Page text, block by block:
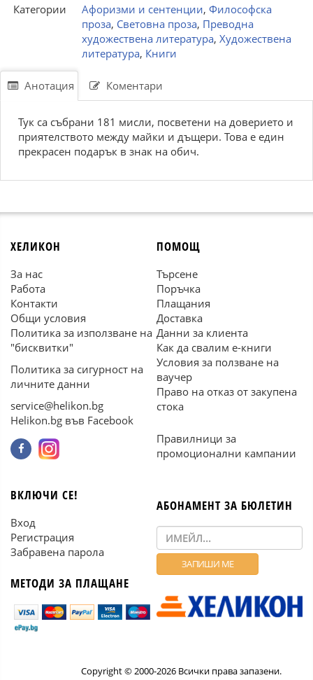
Категории
Афоризми и сентенции, Философска
проза, Световна проза, Преводна
художествена литература, Художествена
литература, Книги
Анотация Коментари
Тук са събрани 181 мисли, посветени на доверието и
приятелството между майки и дъщери. Това е един
прекрасен подарък в знак на обич.
ХЕЛИКОН
За нас
Работа
Контакти
Общи условия
Политика за използване на
"бисквитки"
Политика за сигурност на
личните данни
service@helikon.bg
Helikon.bg във Facebook
ПОМОЩ
Търсене
Поръчка
Плащания
Доставка
Данни за клиента
Как да свалим е-книги
Условия за ползване на
ваучер
Право на отказ от закупена
стока
Правилници за
промоционални кампании
ВКЛЮЧИ СЕ!
Вход
Регистрация
Забравена парола
МЕТОДИ ЗА ПЛАЩАНЕ
АБОНАМЕНТ ЗА БЮЛЕТИН
Copyright © 2000-2026 Всички права запазени.